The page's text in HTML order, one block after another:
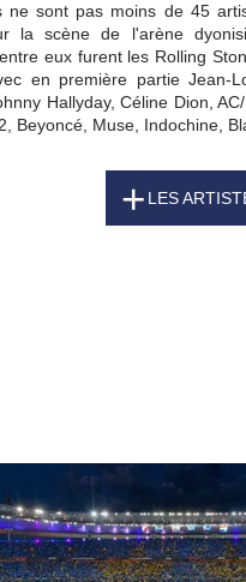
ne sont pas moins de 45
la scène de l'arène
eux furent les Rolling
en première partie Jean-
Hallyday, Céline Dion,
Beyoncé, Muse, Indochine,
LES